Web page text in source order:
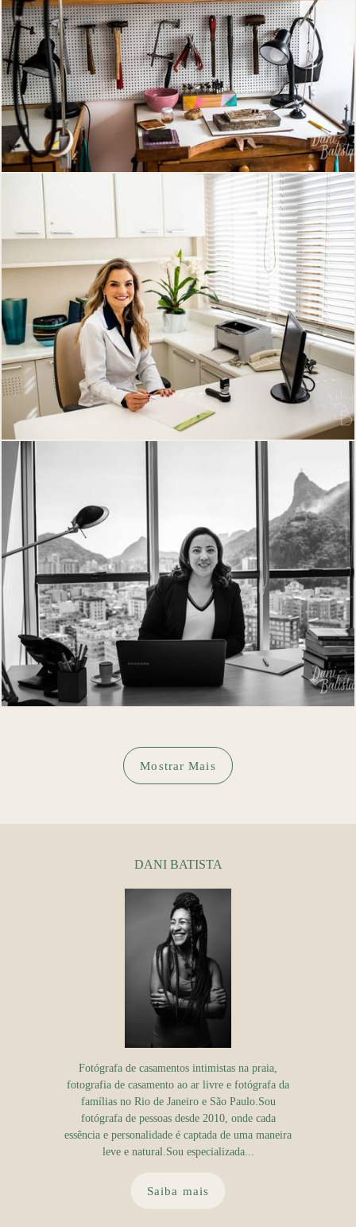
1481 0
2048 0
0
Mostrar Mais
DANI BATISTA
Fotógrafa de casamentos intimistas na praia,
fotografia de casamento ao ar livre e fotógrafa da
famílias no Rio de Janeiro e São Paulo.Sou
fotógrafa de pessoas desde 2010, onde cada
essência e personalidade é captada de uma maneira
leve e natural.Sou especializada...
Saiba mais